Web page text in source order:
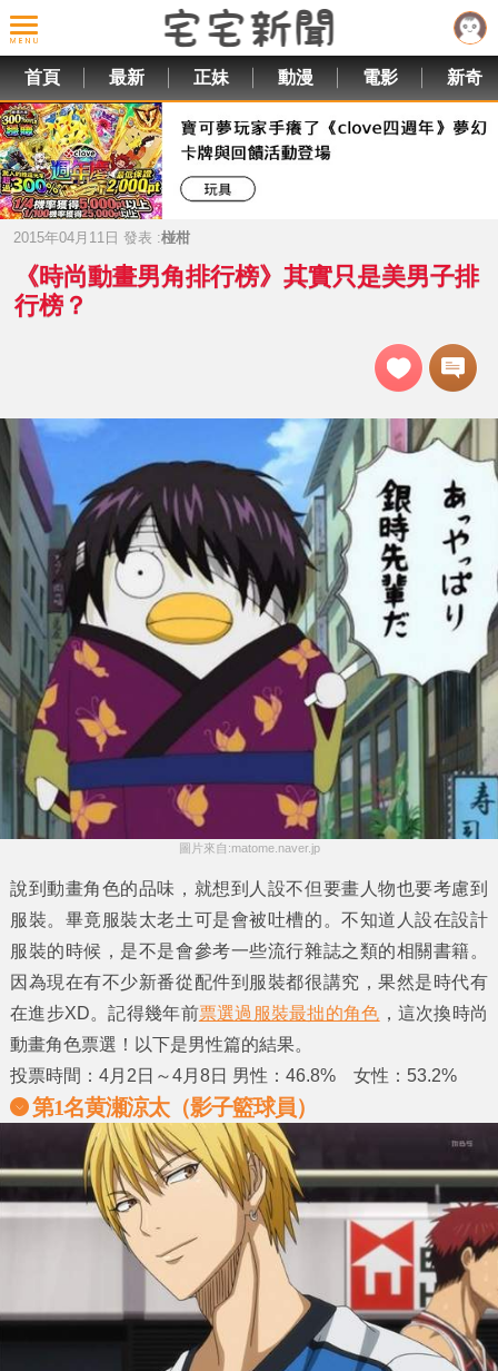
首頁 最新 正妹 動漫 電影 新奇
2015年04月11日 發表 :椪柑
《時尚動畫男角排行榜》其實只是美男子排
行榜？
圖片來自:matome.naver.jp
說到動畫角色的品味，就想到人設不但要畫人物也要考慮到
服裝。畢竟服裝太老土可是會被吐槽的。不知道人設在設計
服裝的時候，是不是會參考一些流行雜誌之類的相關書籍。
因為現在有不少新番從配件到服裝都很講究，果然是時代有
在進步XD。記得幾年前票選過服裝最拙的角色 ，這次換時尚
動畫角色票選！以下是男性篇的結果。
投票時間：4月2日～4月8日 男性：46.8% 女性：53.2%
第1名黄瀬涼太（影子籃球員）